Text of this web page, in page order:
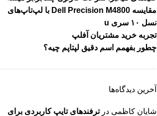
مقایسه Dell Precision M4800 با لپ‌تاپ‌های
نسل ۱۰ سری u
تجربه خرید مشتریان آفلپ
چطور بفهمم اسم دقیق لپتاپم چیه؟
آخرین دیدگاه‌ها
شایان کاظمی درترفندهای تایپ کاربردی برای